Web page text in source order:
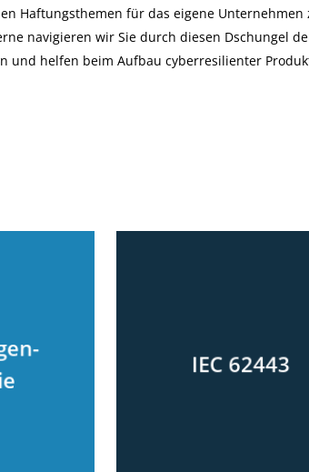
Haftungsthemen für das eigene Unternehmen
navigieren wir Sie durch diesen Dschungel
und helfen beim Aufbau cyberresilienter
IEC 62443